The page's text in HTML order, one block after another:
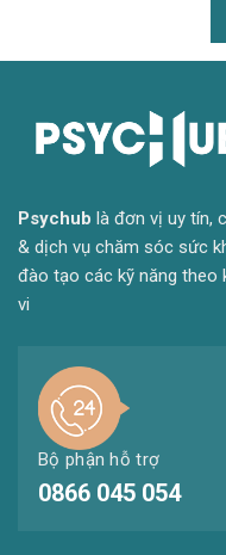
Psyc hub là đơn vị uy tín,
& dịch vụ chăm sóc sức
đào tạo các kỹ năng theo
vi
Bộ phận hỗ trợ
0866 045 054